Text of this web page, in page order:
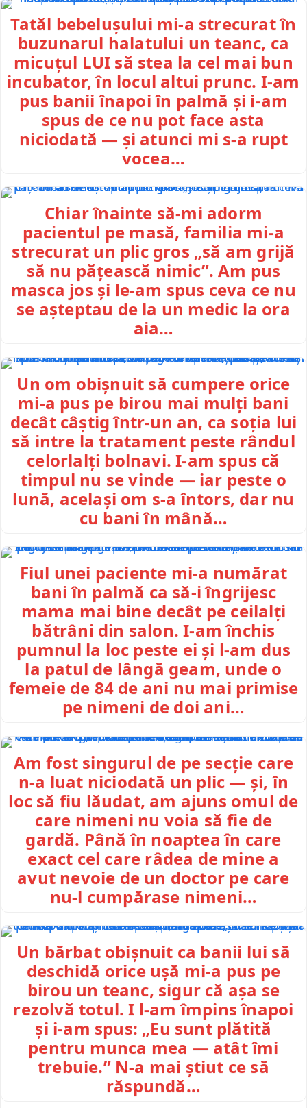
Tatăl bebelușului mi-a strecurat în
buzunarul halatului un teanc, ca
micuțul LUI să stea la cel mai bun
incubator, în locul altui prunc. I-am
pus banii înapoi în palmă și i-am
spus de ce nu pot face asta
niciodată — și atunci mi s-a rupt
vocea…
Chiar înainte să-mi adorm
pacientul pe masă, familia mi-a
strecurat un plic gros „să am grijă
să nu pățească nimic”. Am pus
masca jos și le-am spus ceva ce nu
se așteptau de la un medic la ora
aia…
Un om obișnuit să cumpere orice
mi-a pus pe birou mai mulți bani
decât câștig într-un an, ca soția lui
să intre la tratament peste rândul
celorlalți bolnavi. I-am spus că
timpul nu se vinde — iar peste o
lună, același om s-a întors, dar nu
cu bani în mână…
Fiul unei paciente mi-a numărat
bani în palmă ca să-i îngrijesc
mama mai bine decât pe ceilalți
bătrâni din salon. I-am închis
pumnul la loc peste ei și l-am dus
la patul de lângă geam, unde o
femeie de 84 de ani nu mai primise
pe nimeni de doi ani…
Am fost singurul de pe secție care
n-a luat niciodată un plic — și, în
loc să fiu lăudat, am ajuns omul de
care nimeni nu voia să fie de
gardă. Până în noaptea în care
exact cel care râdea de mine a
avut nevoie de un doctor pe care
nu-l cumpărase nimeni…
Un bărbat obișnuit ca banii lui să
deschidă orice ușă mi-a pus pe
birou un teanc, sigur că așa se
rezolvă totul. I l-am împins înapoi
și i-am spus: „Eu sunt plătită
pentru munca mea — atât îmi
trebuie.” N-a mai știut ce să
răspundă…